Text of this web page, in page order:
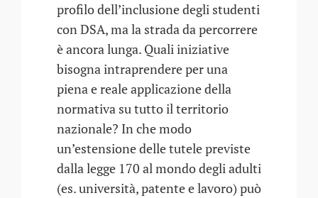
profilo dell’inclusione degli studenti
con DSA, ma la strada da percorrere
è ancora lunga. Quali iniziative
bisogna intraprendere per una
piena e reale applicazione della
normativa su tutto il territorio
nazionale? In che modo
un’estensione delle tutele previste
dalla legge 170 al mondo degli adulti
(es. università, patente e lavoro) può